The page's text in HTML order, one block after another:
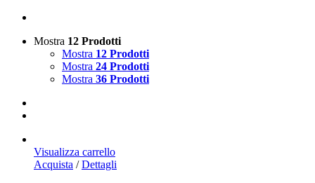
Mostra 12 Prodotti
Mostra 12 Prodotti
Mostra 24 Prodotti
Mostra 36 Prodotti
Visualizza carrello
Acquista / Dettagli